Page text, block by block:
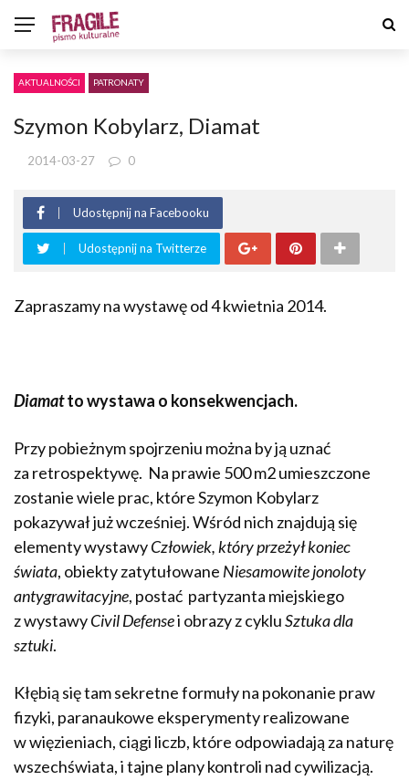
AKTUALNOŚCI PATRONATY
Szymon Kobylarz, Diamat
2014-03-27 0
Udostępnij na Facebooku
Udostępnij na Twitterze
Zapraszamy na wystawę od 4 kwietnia 2014.
Diamatto wystawa o konsekwencjach.
Przy pobieżnym spojrzeniu można by ją uznać
za retrospektywę. Na prawie 500 m2 umieszczone
zostanie wiele prac, które Szymon Kobylarz
pokazywał już wcześniej. Wśród nich znajdują się
elementy wystawyCzłowiek, który przeżył koniec
świata, obiekty zatytułowane Niesamowite jonoloty
antygrawitacyjne, postać partyzanta miejskiego
z wystawyCivil Defensei obrazy z cykluSztuka dla
sztuki.
Kłębią się tam sekretne formuły na pokonanie praw
fizyki, paranaukowe eksperymenty realizowane
w więzieniach, ciągi liczb, które odpowiadają za naturę
wszechświata, i tajne plany kontroli nad cywilizacją.